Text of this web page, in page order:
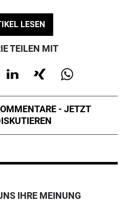
LESEN
TEILEN MIT
- JETZT
IHRE MEINUNG